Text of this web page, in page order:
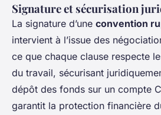
Signature et sécurisation
La signature d’une convention
intervient à l’issue des
ce que chaque clause respecte
du travail, sécurisant
dépôt des fonds sur un compte
garantit la protection financière